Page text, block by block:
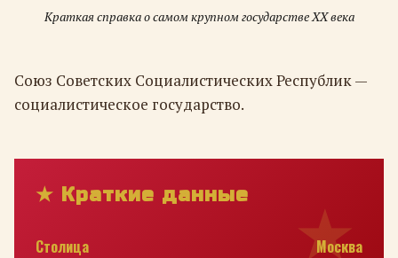
Краткая справка о самом крупном государстве XX века
Союз Советских Социалистических Республик —
социалистическое государство.
★ Краткие данные
Столица
Москва